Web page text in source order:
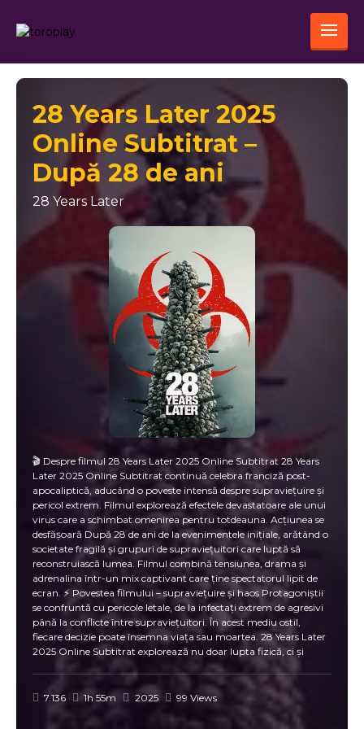
28 Years Later 2025
Online Subtitrat –
După 28 de ani
28 Years Later
🎬 Despre filmul 28 Years Later 2025 Online Subtitrat 28 Years
Later 2025 Online Subtitrat continuă celebra franciză post-
apocaliptică, aducând o poveste intensă despre supraviețuire și
pericol extrem. Filmul explorează efectele devastatoare ale unui
virus care a schimbat omenirea pentru totdeauna. Acțiunea se
desfășoară După 28 de ani de la evenimentele inițiale, arătând o
societate fragilă și grupuri de supraviețuitori care luptă să
reconstruiască lumea. Filmul combină tensiunea, drama și
adrenalina într-un mix captivant care ține spectatorul lipit de
ecran. ⚡ Povestea filmului – supraviețuire și haos Protagoniștii
se confruntă cu pericole letale, de la infectați extrem de agresivi
până la conflicte între supraviețuitori. În acest mediu ostil,
fiecare decizie poate însemna viața sau moartea. 28 Years Later
2025 Online Subtitrat explorează nu doar lupta fizică, ci și
dilemele morale ale oamenilor care încearcă să-și păstreze
umanitatea. Filmul oferă o imagine sumbră și realistă a lumii
post-apocaliptice După 28 de ani, cu emoții intense și momente
neașteptate. 🌍 De ce merită să vezi 28 Years Later 2025 Online
Subtitrat 💥 Scene de acțiune incredibil de realiste; 🧟 Suspans și
7.136 1h 55m 2025 99 Views